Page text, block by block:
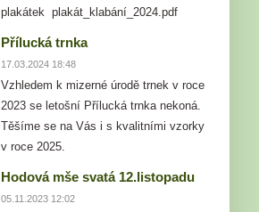
plakátek plakát_klabání_2024.pdf
Přílucká trnka
17.03.2024 18:48
Vzhledem k mizerné úrodě trnek v roce
2023 se letošní Přílucká trnka nekoná.
Těšíme se na Vás i s kvalitními vzorky
v roce 2025.
Hodová mše svatá 12.listopadu
05.11.2023 12:02